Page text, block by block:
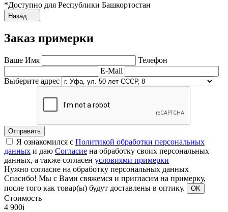
*Доступно для Республики Башкортостан
Назад
Заказ примерки
Ваше Имя
Телефон
E-Mail
Выберите адрес
Отправить
Я ознакомился с Политикой обработки персональных
данных и даю Согласие на обработку своих персональных
данных, а также согласен условиями примерки
Нужно согласие на обработку персональных данных
Спасибо! Мы с Вами свяжемся и пригласим на примерку,
после того как товар(ы) будут доставлены в оптику.
OK
Стоимость
4 900i